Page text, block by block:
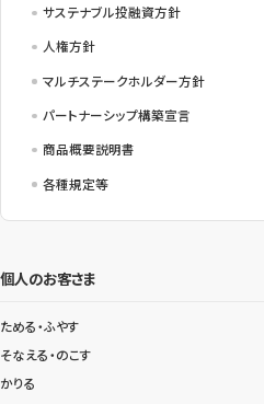
サステナブル投融資方針
人権方針
マルチステークホルダー方針
パートナーシップ構築宣言
商品概要説明書
各種規定等
個人のお客さま
ためる・ふやす
そなえる・のこす
かりる